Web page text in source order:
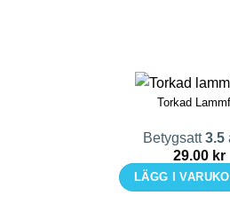
Torkad
Betygsatt3.5
29.00 kr
LÄGG I